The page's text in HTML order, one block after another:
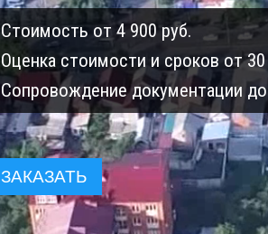
Cтоимость от 4 900 руб.
Оценка стоимости и сроков от
Сопровождение документации
ЗАКАЗАТЬ